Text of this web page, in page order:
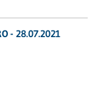
- 28.07.2021